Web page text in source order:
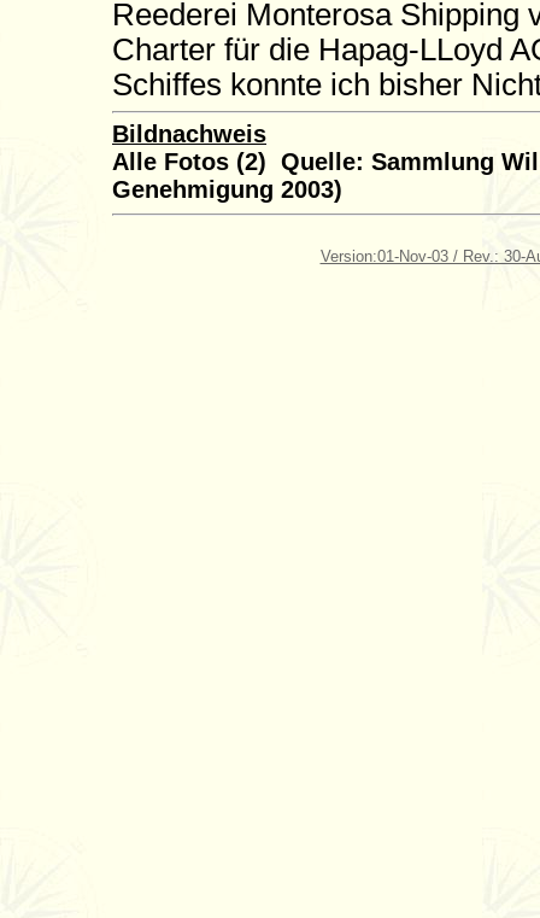
Reederei Monterosa Shipping
Charter für die Hapag-LLoyd
Schiffes konnte ich bisher
Bildnachweis
Alle Fotos (2) Quelle: Sammlung
Genehmigung 2003)
Version:01-Nov-03 / Rev.: 30-